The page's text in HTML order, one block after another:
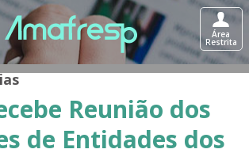
Área
Restrita
Reunião dos
de Entidades dos